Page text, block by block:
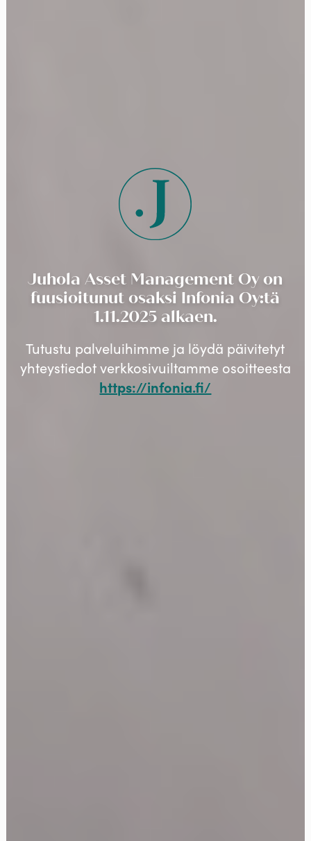
Juhola Asset Management Oy on
fuusioitunut osaksi Infonia Oy:tä
1.11.2025 alkaen.
Tutustu palveluihimme ja löydä päivitetyt
yhteystiedot verkkosivuiltamme osoitteesta
https://infonia.fi/